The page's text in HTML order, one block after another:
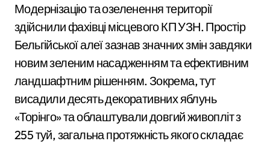
Модернізацію та озеленення території
здійснили фахівці місцевого КП УЗН. Простір
Бельгійської алеї зазнав значних змін завдяки
новим зеленим насадженням та ефективним
ландшафтним рішенням. Зокрема, тут
висадили десять декоративних яблунь
«Торінго» та облаштували довгий живопліт з
255 туй, загальна протяжність якого складає